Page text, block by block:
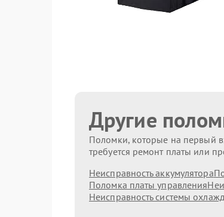
Другие
Поломки, которые на первый
требуется ремонт платы или
Неисправность аккумулятора
Поломка платы управления
Неисправность системы